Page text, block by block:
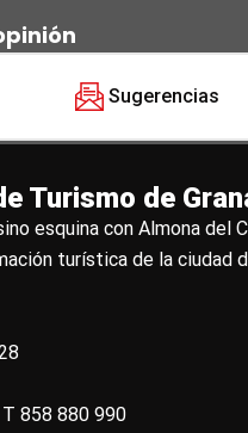
Sugerencias
Turismo de
esquina con Almona del
turística de la ciudad
T 858 880 990